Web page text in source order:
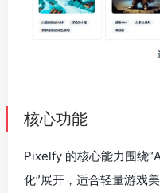
核心功能
Pixelfy 的核心能力围绕
化”展开，适合轻量游戏